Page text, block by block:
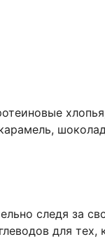
следя за
для тех,